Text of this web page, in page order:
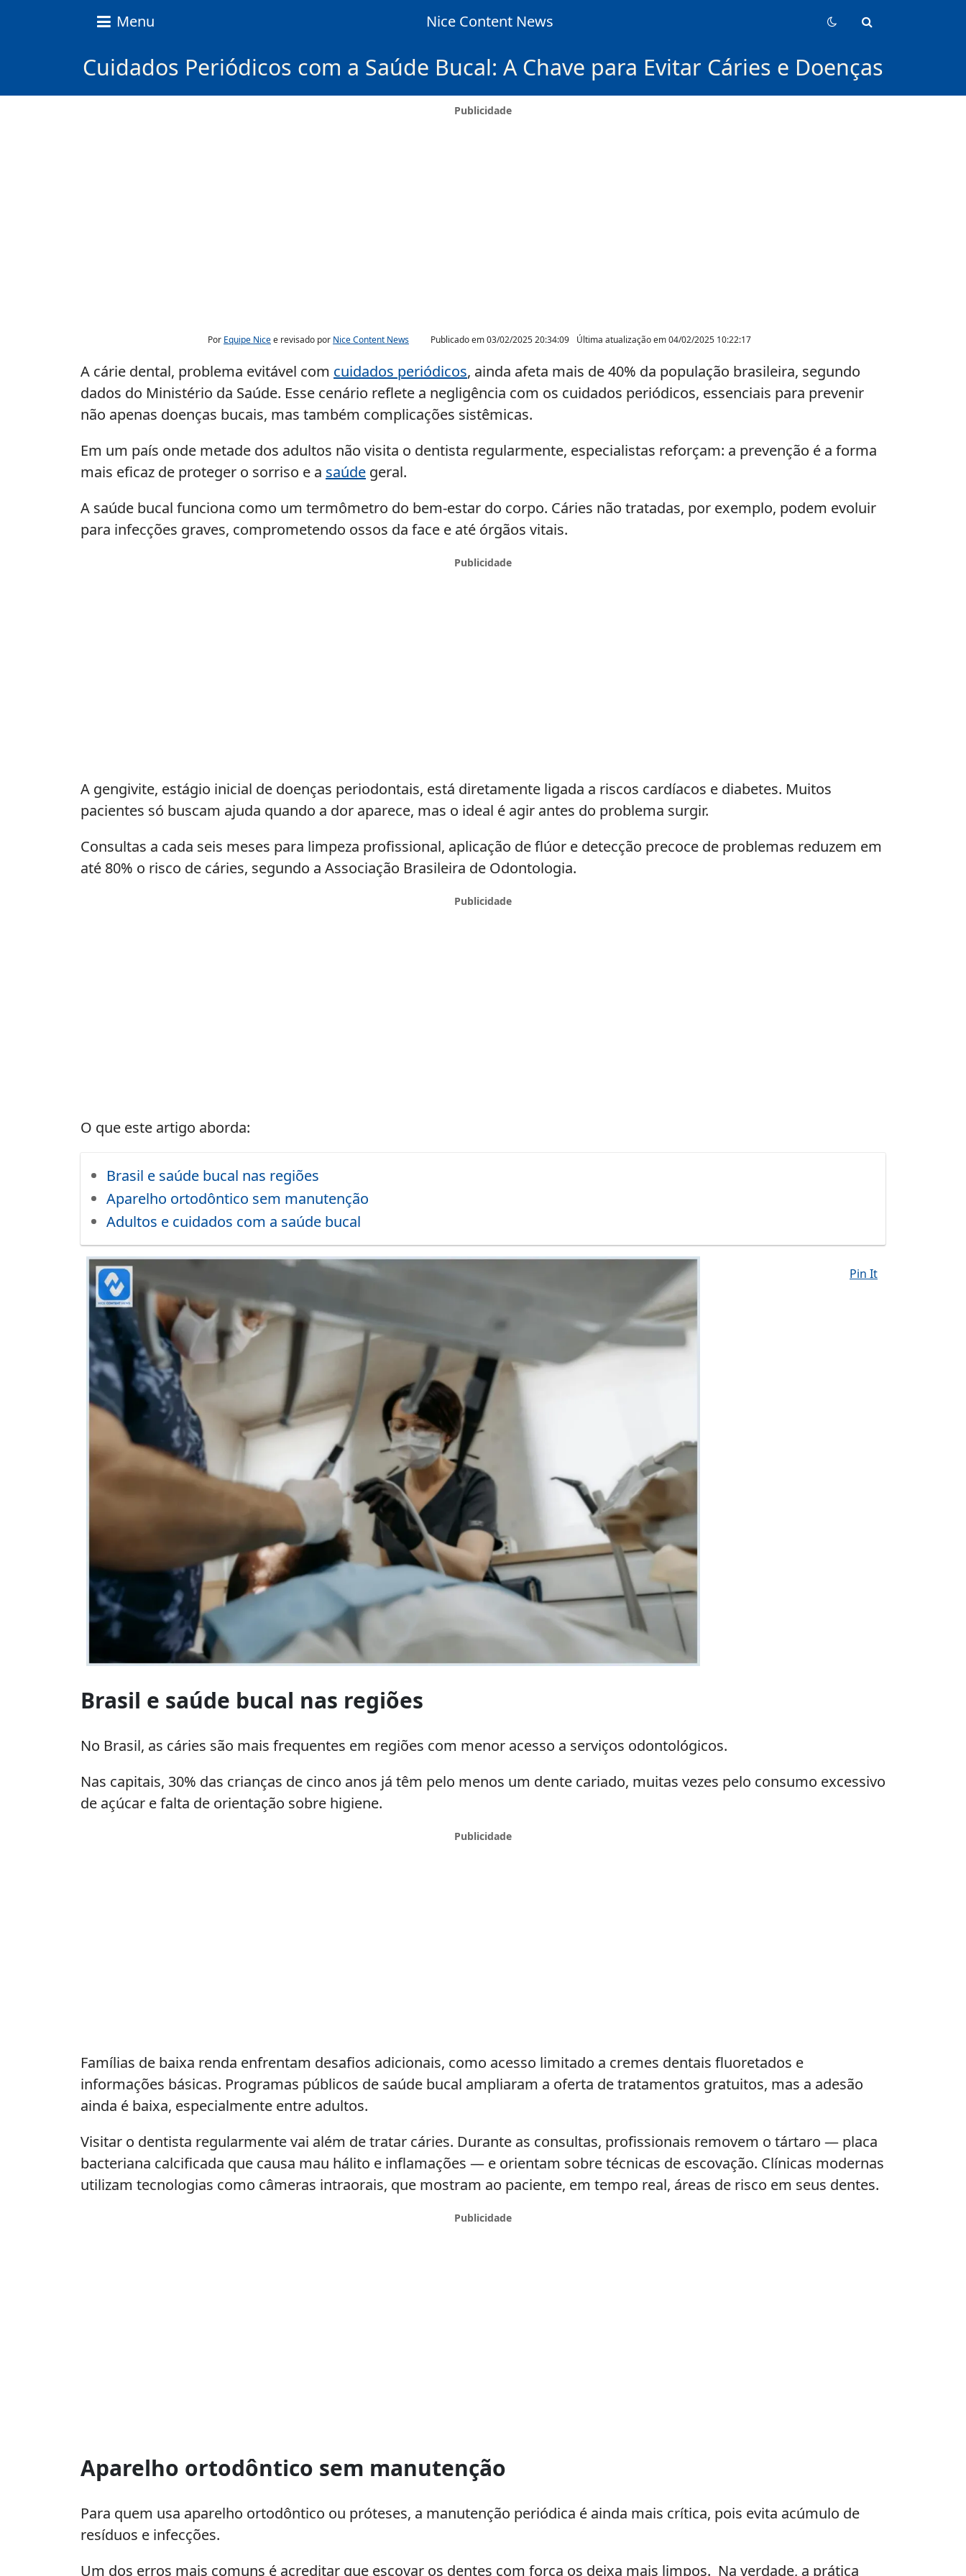
Menu Nice Content News
Cuidados Periódicos com a Saúde Bucal: A Chave para Evitar Cáries e Doenças
Por Equipe Nicee revisado por Nice Content News Publicado em03/02/2025 20:34:09 Última atualização em04/02/2025 10:22:17
A cárie dental, problema evitável com cuidados periódicos, ainda afeta mais de 40% da população brasileira, segundo
dados do Ministério da Saúde. Esse cenário reflete a negligência com os cuidados periódicos, essenciais para prevenir
não apenas doenças bucais, mas também complicações sistêmicas.
Em um país onde metade dos adultos não visita o dentista regularmente, especialistas reforçam: a prevenção é a forma
mais eficaz de proteger o sorriso e a saúde geral.
A saúde bucal funciona como um termômetro do bem-estar do corpo. Cáries não tratadas, por exemplo, podem evoluir
para infecções graves, comprometendo ossos da face e até órgãos vitais.
A gengivite, estágio inicial de doenças periodontais, está diretamente ligada a riscos cardíacos e diabetes. Muitos
pacientes só buscam ajuda quando a dor aparece, mas o ideal é agir antes do problema surgir.
Consultas a cada seis meses para limpeza profissional, aplicação de flúor e detecção precoce de problemas reduzem em
até 80% o risco de cáries, segundo a Associação Brasileira de Odontologia.
O que este artigo aborda:
Brasil e saúde bucal nas regiões
Aparelho ortodôntico sem manutenção
Adultos e cuidados com a saúde bucal
Periódicos
com
Saúde
Chave
para
Pin It
Brasil e saúde bucal nas regiões
No Brasil, as cáries são mais frequentes em regiões com menor acesso a serviços odontológicos.
Nas capitais, 30% das crianças de cinco anos já têm pelo menos um dente cariado, muitas vezes pelo consumo excessivo
de açúcar e falta de orientação sobre higiene.
Famílias de baixa renda enfrentam desafios adicionais, como acesso limitado a cremes dentais fluoretados e
informações básicas. Programas públicos de saúde bucal ampliaram a oferta de tratamentos gratuitos, mas a adesão
ainda é baixa, especialmente entre adultos.
Visitar o dentista regularmente vai além de tratar cáries. Durante as consultas, profissionais removem o tártaro — placa
bacteriana calcificada que causa mau hálito e inflamações — e orientam sobre técnicas de escovação. Clínicas modernas
utilizam tecnologias como câmeras intraorais, que mostram ao paciente, em tempo real, áreas de risco em seus dentes.
Aparelho ortodôntico sem manutenção
Para quem usa aparelho ortodôntico ou próteses, a manutenção periódica é ainda mais crítica, pois evita acúmulo de
resíduos e infecções.
Um dos erros mais comuns é acreditar que escovar os dentes com força os deixa mais limpos. Na verdade, a prática